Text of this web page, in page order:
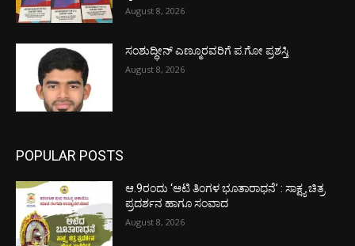
August 8, 2026
ಸಂಶುದ್ಧೀನ್ ಎಣ್ಮೂರವರಿಗೆ ಪ.ಗೋ ಪ್ರಶಸ್ತಿ
August 8, 2026
POPULAR POSTS
ಆ.9ರಂದು ‘ಆಟಿ ತಿಂಗಳ ಭೂತಾರಾಧನೆ’ : ಸಾಕ್ಷ್ಯ ಚಿತ್ರ
ಪ್ರದರ್ಶನ ಹಾಗೂ ಸಂವಾದ
August 8, 2026